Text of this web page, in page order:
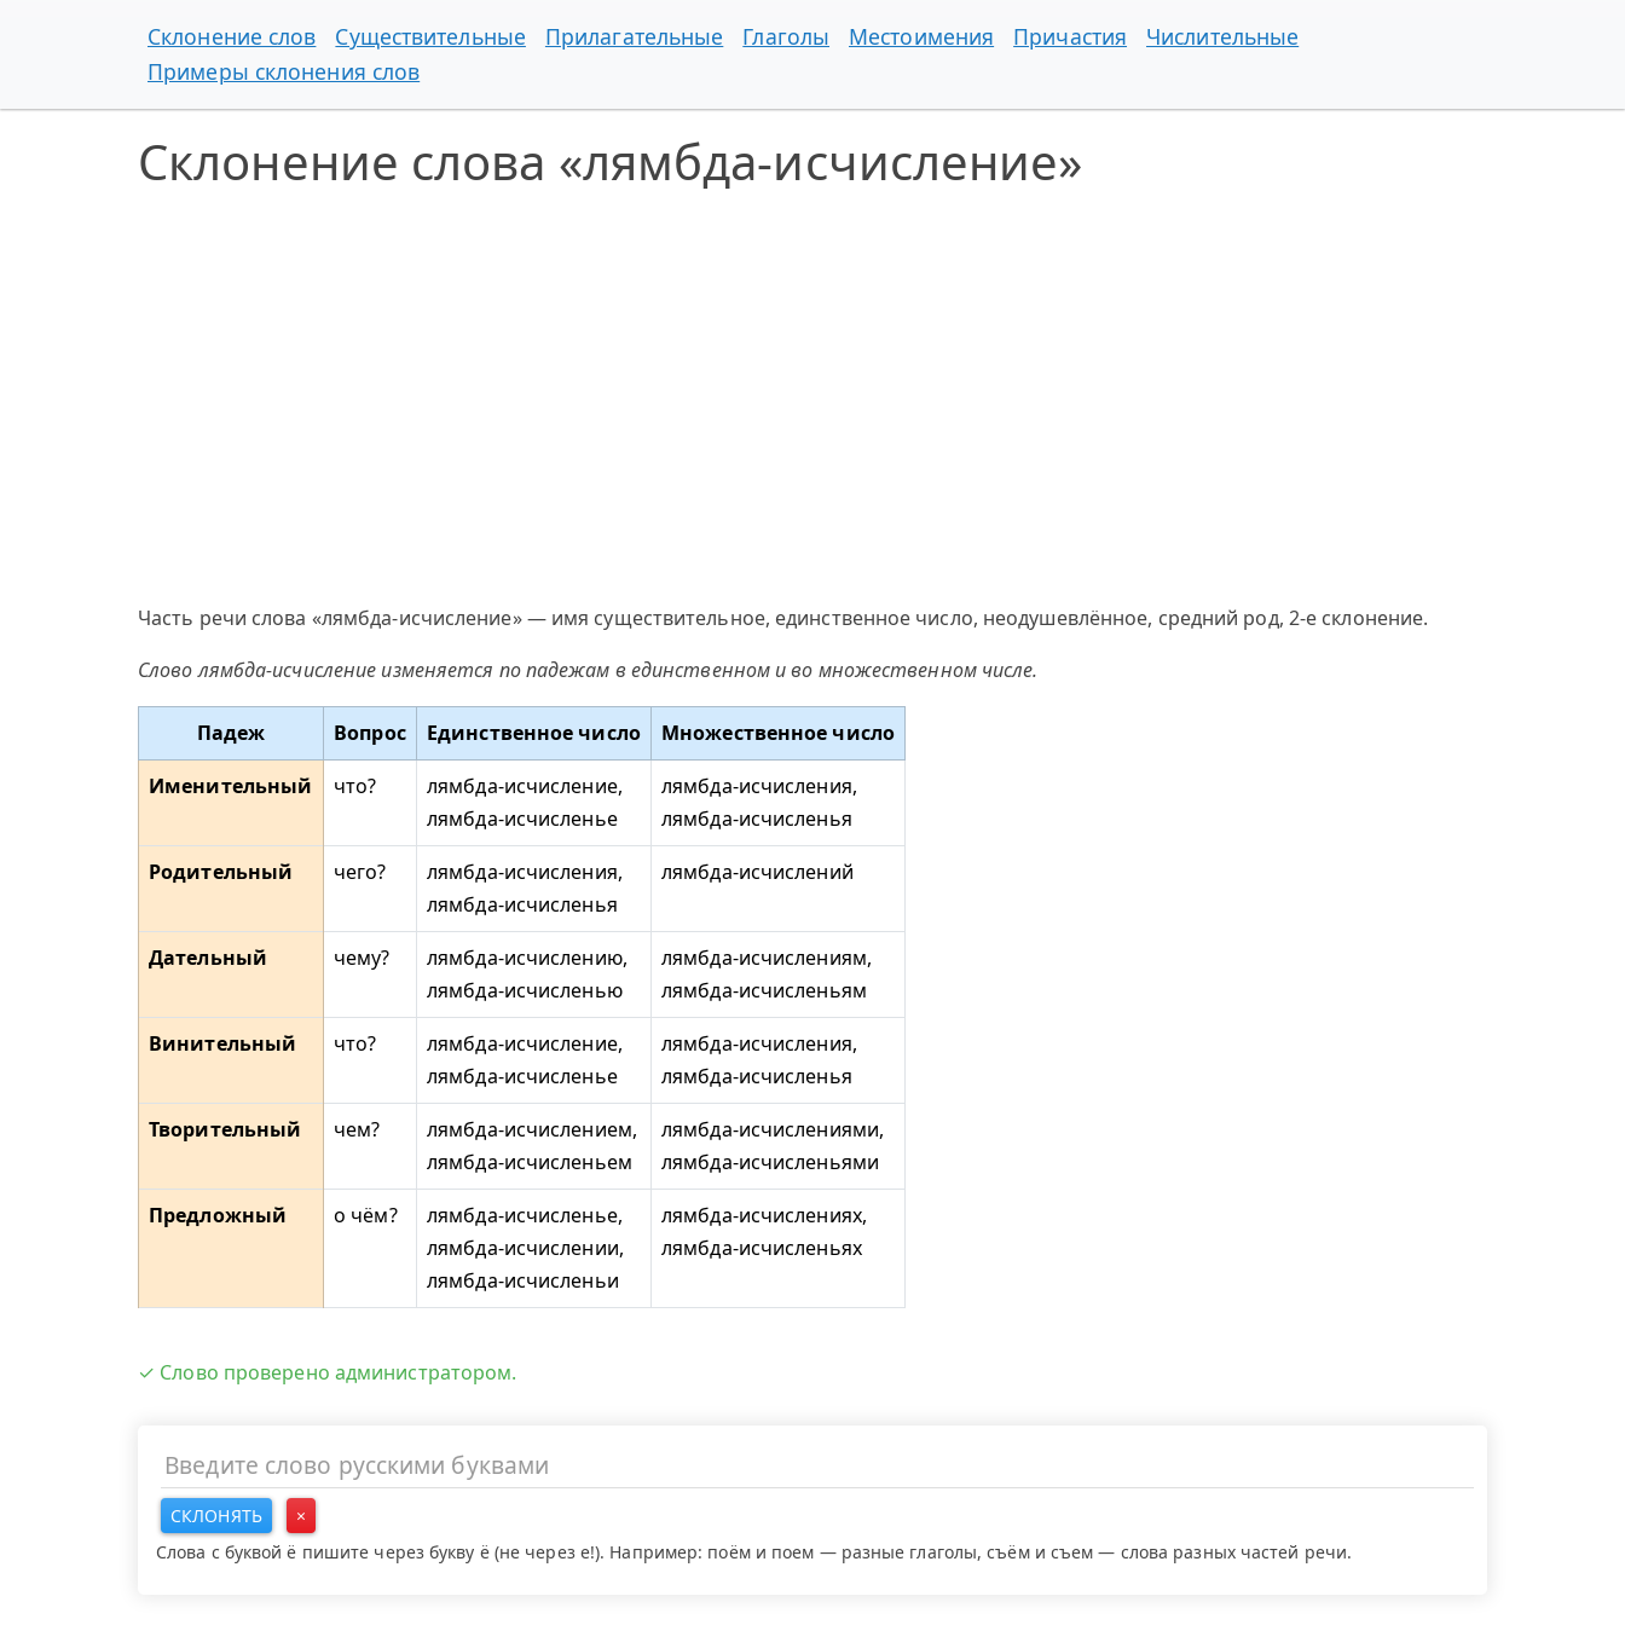
Склонение слов Существительные Прилагательные Глаголы Местоимения Причастия
Числительные
Примеры склонения слов
Склонение слова «лямбда-исчисление»
Часть речи слова «лямбда-исчисление» — имя существительное, единственное число, неодушевлённое, средний род, 2-е склонение.
Слово лямбда-исчисление изменяется по падежам в единственном и во множественном числе.
Падеж Вопрос Единственное число
Множественное число
Именительный
что?
лямбда-исчисление,
лямбда-исчисленье
лямбда-исчисления,
лямбда-исчисленья
Родительный
чего?
лямбда-исчисления,
лямбда-исчисленья
лямбда-исчислений
Дательный чему?
лямбда-исчислению,
лямбда-исчисленью
лямбда-исчислениям,
лямбда-исчисленьям
Винительный
что?
лямбда-исчисление,
лямбда-исчисленье
лямбда-исчисления,
лямбда-исчисленья
Творительный
чем?
лямбда-исчислением,
лямбда-исчисленьем
лямбда-исчислениями,
лямбда-исчисленьями
Предложный
о чём?
лямбда-исчисленье,
лямбда-исчислении,
лямбда-исчисленьи
лямбда-исчислениях,
лямбда-исчисленьях
✓ Слово проверено администратором.
СКЛОНЯТЬ
×
Слова с буквой ё пишите через букву ё (не через е!). Например: поём и поем — разные глаголы, съём и съем — слова разных частей речи.